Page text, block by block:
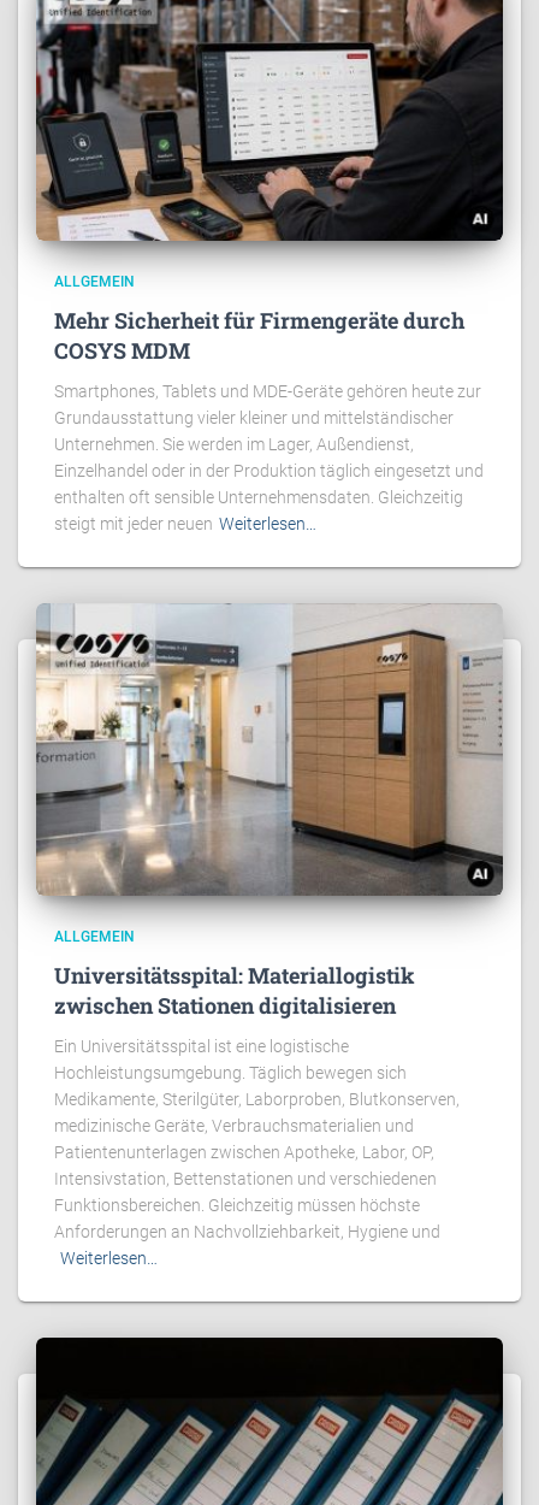
ALLGEMEIN
Mehr Sicherheit für Firmengeräte durch
COSYS MDM
Smartphones, Tablets und MDE-Geräte gehören heute zur
Grundausstattung vieler kleiner und mittelständischer
Unternehmen. Sie werden im Lager, Außendienst,
Einzelhandel oder in der Produktion täglich eingesetzt und
enthalten oft sensible Unternehmensdaten. Gleichzeitig
steigt mit jeder neuen Weiterlesen…
ALLGEMEIN
Universitätsspital: Materiallogistik
zwischen Stationen digitalisieren
Ein Universitätsspital ist eine logistische
Hochleistungsumgebung. Täglich bewegen sich
Medikamente, Sterilgüter, Laborproben, Blutkonserven,
medizinische Geräte, Verbrauchsmaterialien und
Patientenunterlagen zwischen Apotheke, Labor, OP,
Intensivstation, Bettenstationen und verschiedenen
Funktionsbereichen. Gleichzeitig müssen höchste
Anforderungen an Nachvollziehbarkeit, Hygiene und
Weiterlesen…